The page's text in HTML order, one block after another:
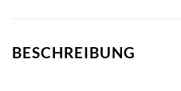
BESCHREIBUNG